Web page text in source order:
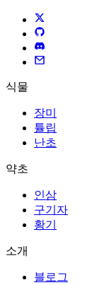
식물
장미
튤립
난초
약초
인삼
구기자
황기
소개
블로그